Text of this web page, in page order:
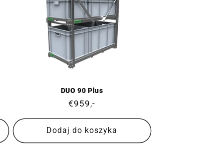
DUO 90 Plus
Cena
€959,-
Dodaj do koszyka